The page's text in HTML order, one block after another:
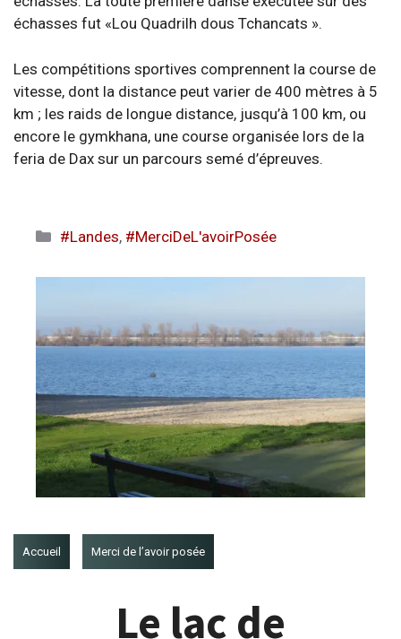
échasses fut «Lou Quadrilh dous Tchancats ».
Les compétitions sportives comprennent la course de
vitesse, dont la distance peut varier de 400 mètres à 5
km ; les raids de longue distance, jusqu’à 100 km, ou
encore le gymkhana, une course organisée lors de la
feria de Dax sur un parcours semé d’épreuves.
Catégories
#Landes, #MerciDeL'avoirPosée
Accueil Merci de l’avoir posée
Le lac de